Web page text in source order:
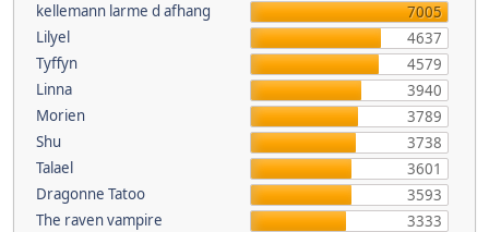
kellemann larme d afhang
7005
Lilyel
4637
Tyffyn
4579
Linna
3940
Morien
3789
Shu
3738
Talael
3601
Dragonne Tatoo
3593
The raven vampire
3333